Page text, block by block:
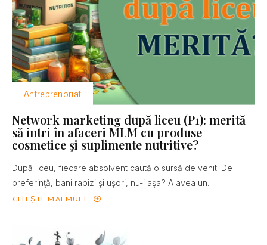
Antreprenoriat
Network marketing după liceu (P1): merită
să intri în afaceri MLM cu produse
cosmetice şi suplimente nutritive?
După liceu, fiecare absolvent caută o sursă de venit. De
preferinţă, bani rapizi şi uşori, nu-i aşa? A avea un...
CITEȘTE MAI MULT